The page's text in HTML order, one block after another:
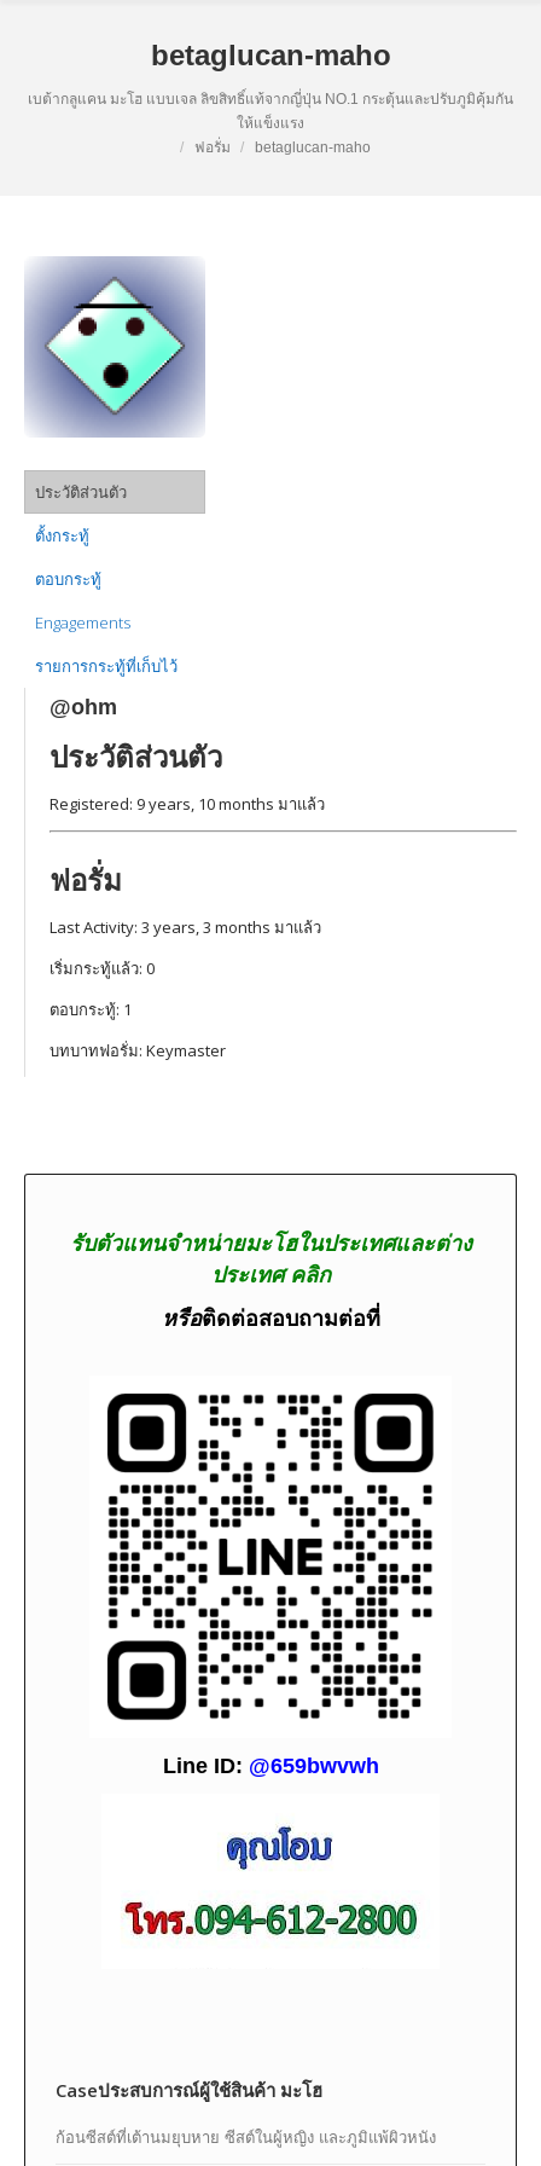
betaglucan-maho
เบต้ากลูแคน มะโฮ แบบเจล ลิขสิทธิ์แท้จากญี่ปุ่น NO.1 กระตุ้นและปรับภูมิคุ้มกัน
ให้แข็งแรง
ฟอรั่ม
betaglucan-maho
ประวัติส่วนตัว
ตั้งกระทู้
ตอบกระทู้
Engagements
รายการกระทู้ที่เก็บไว้
@ohm
ประวัติส่วนตัว
Registered: 9 years, 10 months มาแล้ว
ฟอรั่ม
Last Activity: 3 years, 3 months มาแล้ว
เริ่มกระทู้แล้ว: 0
ตอบกระทู้: 1
บทบาทฟอรั่ม: Keymaster
รับตัวแทนจำหน่ายมะโฮในประเทศและต่าง
ประเทศ คลิก
หรือติดต่อสอบถามต่อที่
Line ID: @659bwvwh
Caseประสบการณ์ผู้ใช้สินค้า มะโฮ
ก้อนซีสต์ที่เต้านมยุบหาย ซีสต์ในผู้หญิง และภูมิแพ้ผิวหนัง